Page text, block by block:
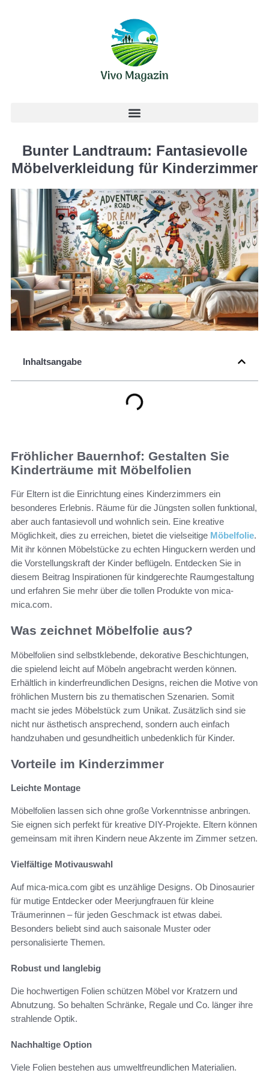
Bunter Landtraum: Fantasievolle
Möbelverkleidung für Kinderzimmer
Inhaltsangabe
Fröhlicher Bauernhof: Gestalten Sie
Kinderträume mit Möbelfolien
Für Eltern ist die Einrichtung eines Kinderzimmers ein
besonderes Erlebnis. Räume für die Jüngsten sollen funktional,
aber auch fantasievoll und wohnlich sein. Eine kreative
Möglichkeit, dies zu erreichen, bietet die vielseitige Möbelfolie.
Mit ihr können Möbelstücke zu echten Hinguckern werden und
die Vorstellungskraft der Kinder beflügeln. Entdecken Sie in
diesem Beitrag Inspirationen für kindgerechte Raumgestaltung
und erfahren Sie mehr über die tollen Produkte von mica-
mica.com.
Was zeichnet Möbelfolie aus?
Möbelfolien sind selbstklebende, dekorative Beschichtungen,
die spielend leicht auf Möbeln angebracht werden können.
Erhältlich in kinderfreundlichen Designs, reichen die Motive von
fröhlichen Mustern bis zu thematischen Szenarien. Somit
macht sie jedes Möbelstück zum Unikat. Zusätzlich sind sie
nicht nur ästhetisch ansprechend, sondern auch einfach
handzuhaben und gesundheitlich unbedenklich für Kinder.
Vorteile im Kinderzimmer
Leichte Montage
Möbelfolien lassen sich ohne große Vorkenntnisse anbringen.
Sie eignen sich perfekt für kreative DIY-Projekte. Eltern können
gemeinsam mit ihren Kindern neue Akzente im Zimmer setzen.
Vielfältige Motivauswahl
Auf mica-mica.com gibt es unzählige Designs. Ob Dinosaurier
für mutige Entdecker oder Meerjungfrauen für kleine
Träumerinnen – für jeden Geschmack ist etwas dabei.
Besonders beliebt sind auch saisonale Muster oder
personalisierte Themen.
Robust und langlebig
Die hochwertigen Folien schützen Möbel vor Kratzern und
Abnutzung. So behalten Schränke, Regale und Co. länger ihre
strahlende Optik.
Nachhaltige Option
Viele Folien bestehen aus umweltfreundlichen Materialien.